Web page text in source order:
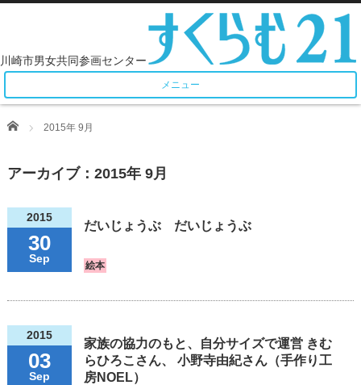
メニュー
Home 2015年 9月
アーカイブ：2015年 9月
2015
30
Sep
だいじょうぶ だいじょうぶ
絵本
2015
03
Sep
家族の協力のもと、自分サイズで運営 きむ
らひろこさん、 小野寺由紀さん（手作り工
房NOEL）